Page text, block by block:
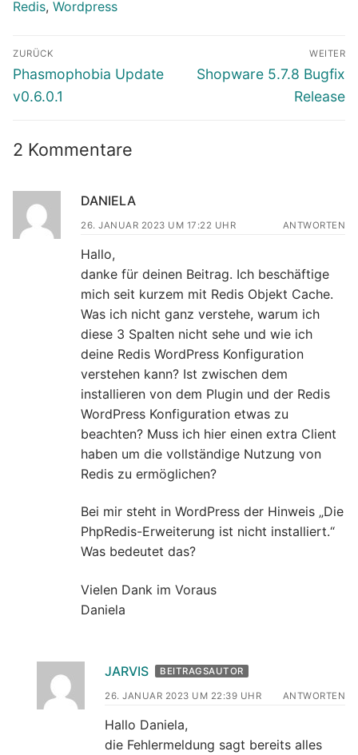
Redis, Wordpress
Beitragsnavigation
ZURÜCK
Vorheriger
Beitrag:
Phasmophobia Update
v0.6.0.1
WEITER
Nächster
Shopware 5.7.8 Bugfix
Release
2 Kommentare
DANIELA
26. JANUAR 2023 UM 17:22 UHR ANTWORTEN
Hallo,
danke für deinen Beitrag. Ich beschäftige
mich seit kurzem mit Redis Objekt Cache.
Was ich nicht ganz verstehe, warum ich
diese 3 Spalten nicht sehe und wie ich
deine Redis WordPress Konfiguration
verstehen kann? Ist zwischen dem
installieren von dem Plugin und der Redis
WordPress Konfiguration etwas zu
beachten? Muss ich hier einen extra Client
haben um die vollständige Nutzung von
Redis zu ermöglichen?
Bei mir steht in WordPress der Hinweis „Die
PhpRedis-Erweiterung ist nicht installiert.“
Was bedeutet das?
Vielen Dank im Voraus
Daniela
JARVIS BEITRAGSAUTOR
26. JANUAR 2023 UM 22:39 UHR ANTWORTEN
Hallo Daniela,
die Fehlermeldung sagt bereits alles